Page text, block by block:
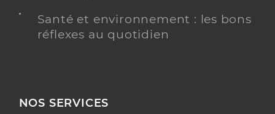
Santé et environnement : les bons
réflexes au quotidien
NOS SERVICES